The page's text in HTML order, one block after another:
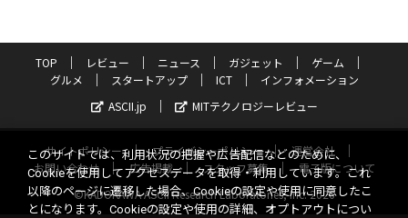
TOP レビュー ニュース ガジェット
ゲーム
グルメ
スタートアップ ICT
インフォメーション
ASCII.jp
MITテクノロジーレビュー
サイトポリシー プライバシーポリシー
運営会社
お問い合わせ
広告掲載 スタッフ募集
電子版について
©KADOKAWA ASCII Research Laboratories, Inc. 2026
このサイトでは、利用状況の把握や広告配信などのために、
Cookieを使用してアクセスデータを取得・利用しています。これ
以降のページに遷移した場合、Cookieの設定や使用に同意したこ
とになります。Cookieの設定や使用の詳細、オプトアウトについ